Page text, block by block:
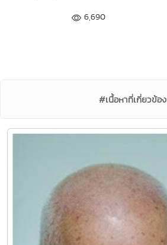
6,690
#เนื้อหาที่เกี่ยวข้อง